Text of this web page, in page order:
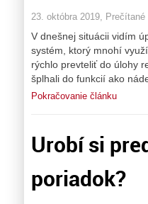
23. októbra 2019, Prečítané
V dnešnej situácii vidím
systém, ktorý mnohí
rýchlo prevteliť do úlohy
šplhali do funkcií ako
Pokračovanie článku
Urobí si
poriadok?